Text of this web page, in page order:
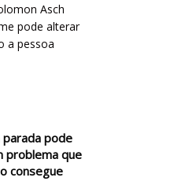
Asch
pode alterar
a pessoa
parada pode
problema que
consegue